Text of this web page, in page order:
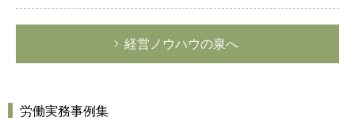
経営ノウハウの泉へ
労働実務事例集